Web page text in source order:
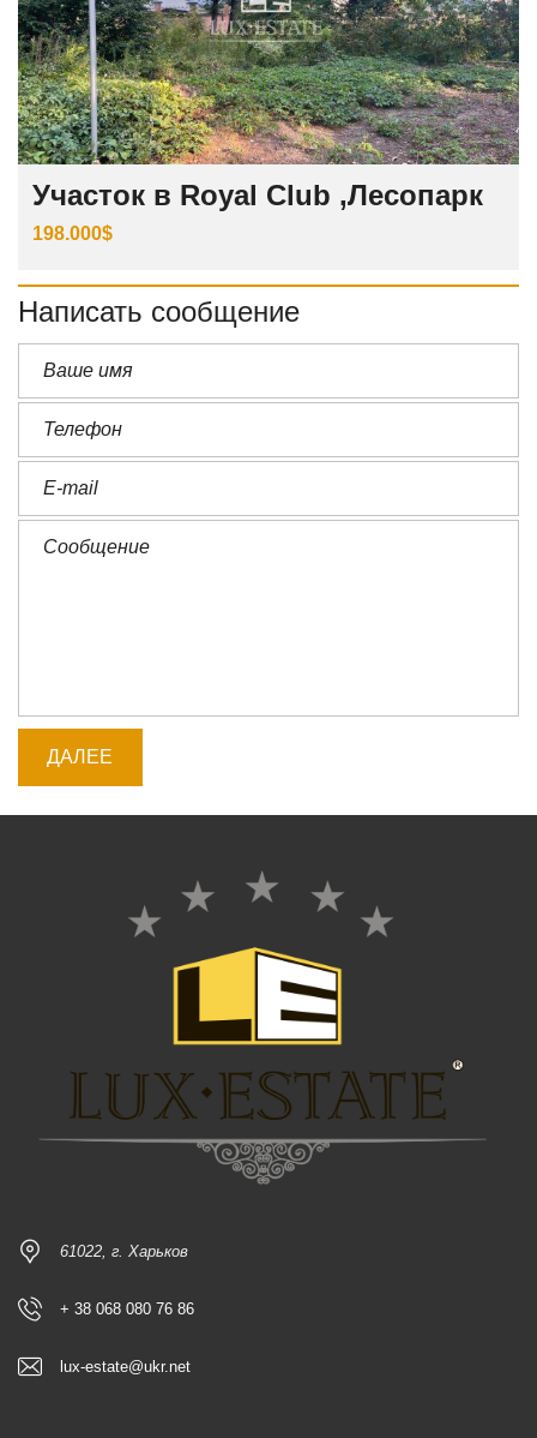
Участок в Royal Club ,Лесопарк
198.000$
Написать сообщение
61022, г. Харьков
+ 38 068 080 76 86
lux-estate@ukr.net